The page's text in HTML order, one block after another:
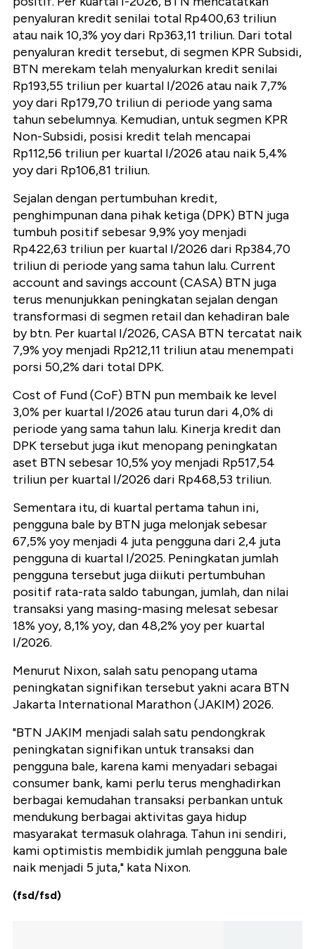
penyaluran kredit senilai total Rp400,63 triliun
atau naik 10,3% yoy dari Rp363,11 triliun. Dari total
penyaluran kredit tersebut, di segmen KPR Subsidi,
BTN merekam telah menyalurkan kredit senilai
Rp193,55 triliun per kuartal I/2026 atau naik 7,7%
yoy dari Rp179,70 triliun di periode yang sama
tahun sebelumnya. Kemudian, untuk segmen KPR
Non-Subsidi, posisi kredit telah mencapai
Rp112,56 triliun per kuartal I/2026 atau naik 5,4%
yoy dari Rp106,81 triliun.
Sejalan dengan pertumbuhan kredit,
penghimpunan dana pihak ketiga (DPK) BTN juga
tumbuh positif sebesar 9,9% yoy menjadi
Rp422,63 triliun per kuartal I/2026 dari Rp384,70
triliun di periode yang sama tahun lalu. Current
account and savings account (CASA) BTN juga
terus menunjukkan peningkatan sejalan dengan
transformasi di segmen retail dan kehadiran bale
by btn. Per kuartal I/2026, CASA BTN tercatat naik
7,9% yoy menjadi Rp212,11 triliun atau menempati
porsi 50,2% dari total DPK.
Cost of Fund (CoF) BTN pun membaik ke level
3,0% per kuartal I/2026 atau turun dari 4,0% di
periode yang sama tahun lalu. Kinerja kredit dan
DPK tersebut juga ikut menopang peningkatan
aset BTN sebesar 10,5% yoy menjadi Rp517,54
triliun per kuartal I/2026 dari Rp468,53 triliun.
Sementara itu, di kuartal pertama tahun ini,
pengguna bale by BTN juga melonjak sebesar
67,5% yoy menjadi 4 juta pengguna dari 2,4 juta
pengguna di kuartal I/2025. Peningkatan jumlah
pengguna tersebut juga diikuti pertumbuhan
positif rata-rata saldo tabungan, jumlah, dan nilai
transaksi yang masing-masing melesat sebesar
18% yoy, 8,1% yoy, dan 48,2% yoy per kuartal
I/2026.
Menurut Nixon, salah satu penopang utama
peningkatan signifikan tersebut yakni acara BTN
Jakarta International Marathon (JAKIM) 2026.
"BTN JAKIM menjadi salah satu pendongkrak
peningkatan signifikan untuk transaksi dan
pengguna bale, karena kami menyadari sebagai
consumer bank, kami perlu terus menghadirkan
berbagai kemudahan transaksi perbankan untuk
mendukung berbagai aktivitas gaya hidup
masyarakat termasuk olahraga. Tahun ini sendiri,
kami optimistis membidik jumlah pengguna bale
naik menjadi 5 juta," kata Nixon.
(fsd/fsd)